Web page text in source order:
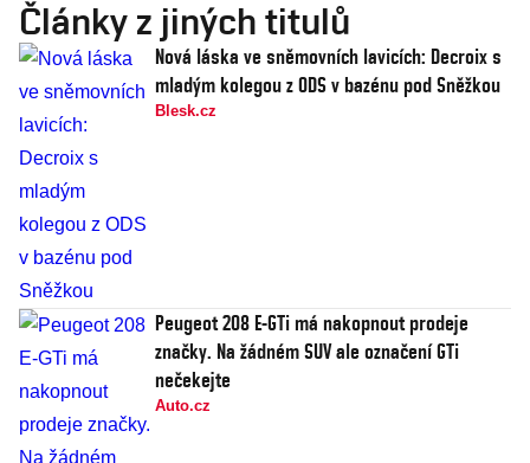
Články z jiných titulů
Nová láska ve sněmovních lavicích: Decroix s
mladým kolegou z ODS v bazénu pod Sněžkou
Blesk.cz
Peugeot 208 E-GTi má nakopnout prodeje
značky. Na žádném SUV ale označení GTi
nečekejte
Auto.cz